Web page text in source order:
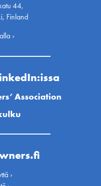
44,
Finland
›
Association
›